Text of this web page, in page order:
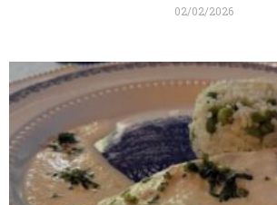
02/02/2026